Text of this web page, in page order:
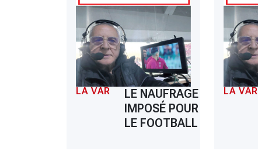
LA VAR
LE NAUFRAGE
IMPOSÉ POUR
LE FOOTBALL
LA VAR